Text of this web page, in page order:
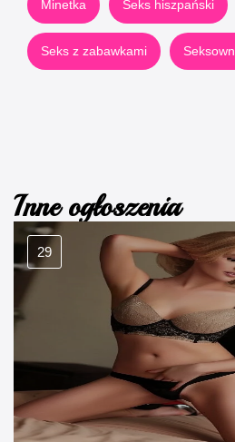
Minetka Seks hiszpański
Seks z zabawkami
Inne ogłoszenia
29